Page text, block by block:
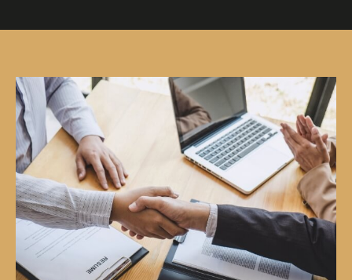
Location immobilière
Vous cherchez à louer un appartement à Paris
18 ou une maison ? Notre agence vous propose
une large variété de biens locatifs adaptés à
tous les profils . La recherche de location peut
être un défi dans la capitale, c’est pourquoi
nous vous accompagnons à chaque étape de
votre projet de location à Paris 18.